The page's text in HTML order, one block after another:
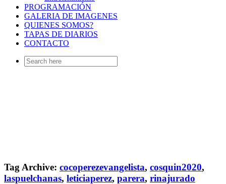
PROGRAMACIÓN
GALERIA DE IMAGENES
QUIENES SOMOS?
TAPAS DE DIARIOS
CONTACTO
Search
for:
Tag Archive: cocoperezevangelista, cosquin2020,
laspuelchanas, leticiaperez, parera, rinajurado